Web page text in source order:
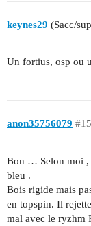
keynes29 (Sacc/
Un fortius, osp ou
anon35756079 #15
Bon … Selon moi ,
bleu .
Bois rigide mais
en topspin. Il
mal avec le ryzhm